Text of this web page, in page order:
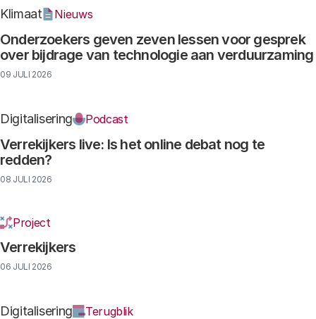
Onderzoekers geven zeven lessen voor gesprek
over bijdrage van technologie aan verduurzaming
Klimaat Nieuws
09 JULI 2026
Verrekijkers live: Is het online debat nog te
redden?
Digitalisering Podcast
08 JULI 2026
Verrekijkers
Project
06 JULI 2026
Digitalisering Terugblik